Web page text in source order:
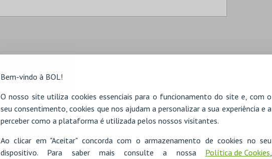
Bem-vindo à BOL!
O nosso site utiliza cookies essenciais para o funcionamento do site e, com o
seu consentimento, cookies que nos ajudam a personalizar a sua experiência e a
perceber como a plataforma é utilizada pelos nossos visitantes.
Ao clicar em "Aceitar" concorda com o armazenamento de cookies no seu
dispositivo. Para saber mais consulte a nossa Política de Cookies,